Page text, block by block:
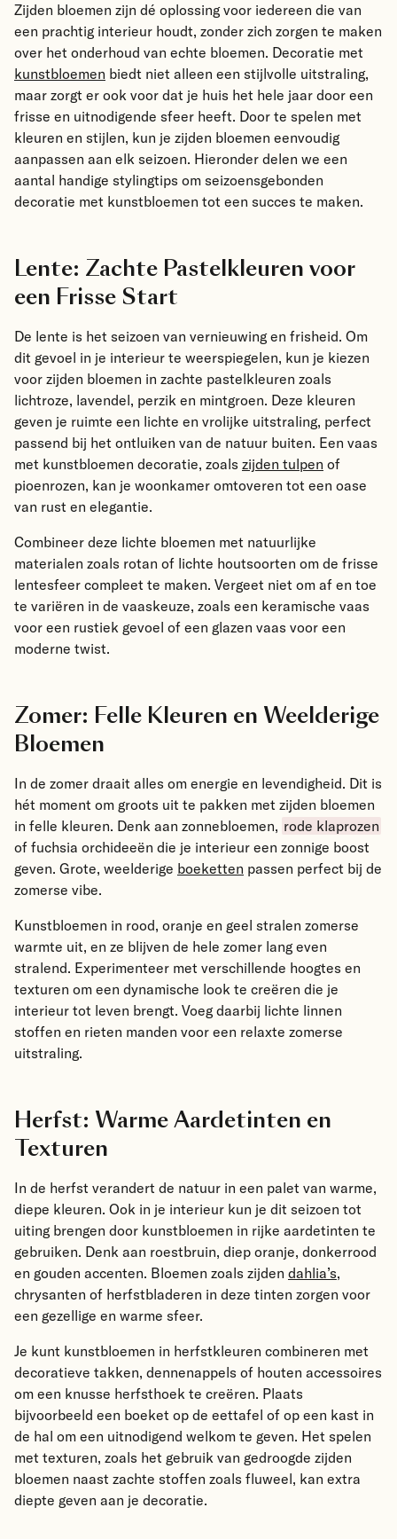
Zijden bloemen zijn dé oplossing voor iedereen die van
een prachtig interieur houdt, zonder zich zorgen te maken
over het onderhoud van echte bloemen. Decoratie met
kunstbloemen biedt niet alleen een stijlvolle uitstraling,
maar zorgt er ook voor dat je huis het hele jaar door een
frisse en uitnodigende sfeer heeft. Door te spelen met
kleuren en stijlen, kun je zijden bloemen eenvoudig
aanpassen aan elk seizoen. Hieronder delen we een
aantal handige stylingtips om seizoensgebonden
decoratie met kunstbloemen tot een succes te maken.
Lente: Zachte Pastelkleuren voor
een Frisse Start
De lente is het seizoen van vernieuwing en frisheid. Om
dit gevoel in je interieur te weerspiegelen, kun je kiezen
voor zijden bloemen in zachte pastelkleuren zoals
lichtroze, lavendel, perzik en mintgroen. Deze kleuren
geven je ruimte een lichte en vrolijke uitstraling, perfect
passend bij het ontluiken van de natuur buiten. Een vaas
met kunstbloemen decoratie, zoals zijden tulpen of
pioenrozen, kan je woonkamer omtoveren tot een oase
van rust en elegantie.
Combineer deze lichte bloemen met natuurlijke
materialen zoals rotan of lichte houtsoorten om de frisse
lentesfeer compleet te maken. Vergeet niet om af en toe
te variëren in de vaaskeuze, zoals een keramische vaas
voor een rustiek gevoel of een glazen vaas voor een
moderne twist.
Zomer: Felle Kleuren en Weelderige
Bloemen
In de zomer draait alles om energie en levendigheid. Dit is
hét moment om groots uit te pakken met zijden bloemen
in felle kleuren. Denk aan zonnebloemen, rode klaprozen
of fuchsia orchideeën die je interieur een zonnige boost
geven. Grote, weelderige boeketten passen perfect bij de
zomerse vibe.
Kunstbloemen in rood, oranje en geel stralen zomerse
warmte uit, en ze blijven de hele zomer lang even
stralend. Experimenteer met verschillende hoogtes en
texturen om een dynamische look te creëren die je
interieur tot leven brengt. Voeg daarbij lichte linnen
stoffen en rieten manden voor een relaxte zomerse
uitstraling.
Herfst: Warme Aardetinten en
Texturen
In de herfst verandert de natuur in een palet van warme,
diepe kleuren. Ook in je interieur kun je dit seizoen tot
uiting brengen door kunstbloemen in rijke aardetinten te
gebruiken. Denk aan roestbruin, diep oranje, donkerrood
en gouden accenten. Bloemen zoals zijden dahlia’s,
chrysanten of herfstbladeren in deze tinten zorgen voor
een gezellige en warme sfeer.
Je kunt kunstbloemen in herfstkleuren combineren met
decoratieve takken, dennenappels of houten accessoires
om een knusse herfsthoek te creëren. Plaats
bijvoorbeeld een boeket op de eettafel of op een kast in
de hal om een uitnodigend welkom te geven. Het spelen
met texturen, zoals het gebruik van gedroogde zijden
bloemen naast zachte stoffen zoals fluweel, kan extra
diepte geven aan je decoratie.